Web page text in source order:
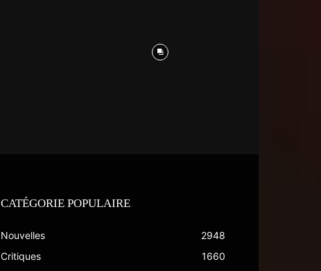
CATÉGORIE POPULAIRE
Nouvelles
2948
Critiques
1660